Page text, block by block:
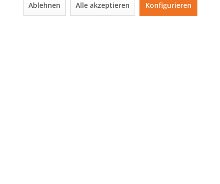
Ablehnen Alle akzeptieren Konfigurieren